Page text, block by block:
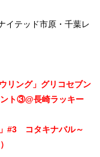
イテッド市原・千葉レ
リング」グリコセブン
ト③@長崎ラッキー
#3 コタキナバル～